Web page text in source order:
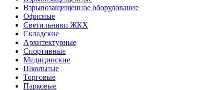
Взрывозащищенное оборудование
Офисные
Cветильники ЖКХ
Складские
Архитектурные
Спортивные
Медицинские
Школьные
Торговые
Парковые